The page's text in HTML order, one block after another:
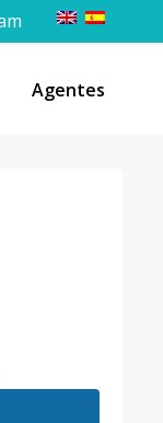
Agentes